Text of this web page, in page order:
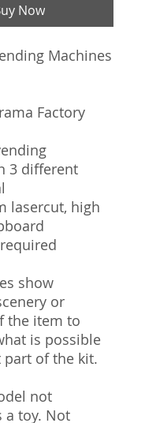
Now
Machines
Factory
3 different
lasercut, high
show
or
the item to
is possible
part of the kit.
not
a toy. Not